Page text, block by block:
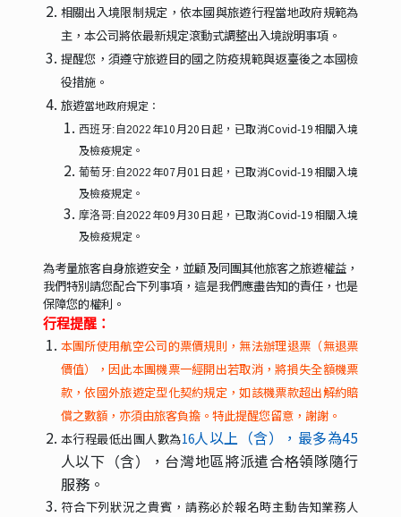
相關出入境限制規定，依本國與旅遊行程當地政府規範為
主，本公司將依最新規定滾動式調整出入境說明事項。
提醒您，須遵守旅遊目的國之防疫規範與返臺後之本國檢
役措施。
旅遊當地政府規定：
西班牙:自2022 年10月20日起，已取消Covid-19相關入境
及檢疫規定。
葡萄牙:自2022 年07月01日起，已取消Covid-19相關入境
及檢疫規定。
摩洛哥:自2022 年09月30日起，已取消Covid-19相關入境
及檢疫規定。
為考量旅客自身旅遊安全，並顧及同團其他旅客之旅遊權益，
我們特別請您配合下列事項，這是我們應盡告知的責任，也是
保障您的權利。
行程提醒：
本團所使用航空公司的票價規則，無法辦理退票（無退票
價值），因此本團機票一經開出若取消，將損失全額機票
款，依國外旅遊定型化契約規定，如該機票款超出解約賠
償之數額，亦須由旅客負擔。特此提醒您留意，謝謝。
本行程最低出團人數為16人以上（含），最多為45
人以下（含）
，台灣地區將派遣合格領隊隨行
服務。
符合下列狀況之貴賓，請務必於報名時主動告知業務人